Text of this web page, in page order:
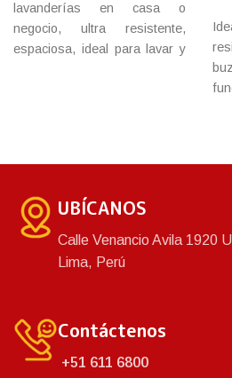
lavanderías en casa o
negocio, ultra resistente,
espaciosa, ideal para lavar y
UBÍCANOS
Calle Venancio Avila 1920
Lima, Perú
Contáctenos
+51 611 6800